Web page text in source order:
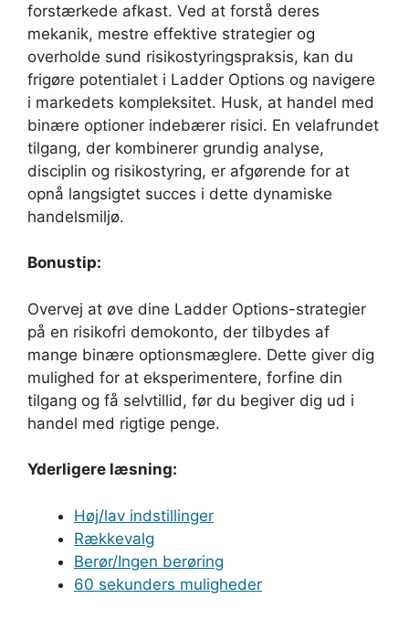
forstærkede afkast. Ved at forstå deres
mekanik, mestre effektive strategier og
overholde sund risikostyringspraksis, kan du
frigøre potentialet i Ladder Options og navigere
i markedets kompleksitet. Husk, at handel med
binære optioner indebærer risici. En velafrundet
tilgang, der kombinerer grundig analyse,
disciplin og risikostyring, er afgørende for at
opnå langsigtet succes i dette dynamiske
handelsmiljø.
Bonustip:
Overvej at øve dine Ladder Options-strategier
på en risikofri demokonto, der tilbydes af
mange binære optionsmæglere. Dette giver dig
mulighed for at eksperimentere, forfine din
tilgang og få selvtillid, før du begiver dig ud i
handel med rigtige penge.
Yderligere læsning:
Høj/lav indstillinger
Rækkevalg
Berør/Ingen berøring
60 sekunders muligheder